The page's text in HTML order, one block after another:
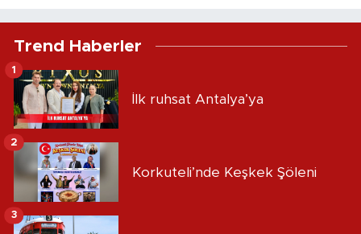
Trend Haberler
İlk ruhsat Antalya’ya
1
Korkuteli’nde Keşkek Şöleni
2
3